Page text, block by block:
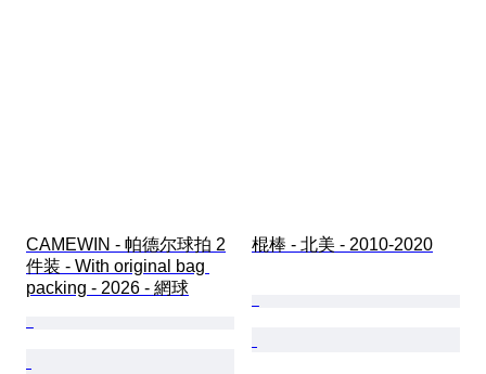
CAMEWIN - 帕德尔球拍 2
件装 - With original bag
packing - 2026 - 網球
棍棒 - 北美 - 2010-2020